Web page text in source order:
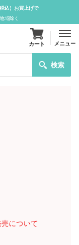
込）お買上げで
域除く
検索
カート メニュー
について